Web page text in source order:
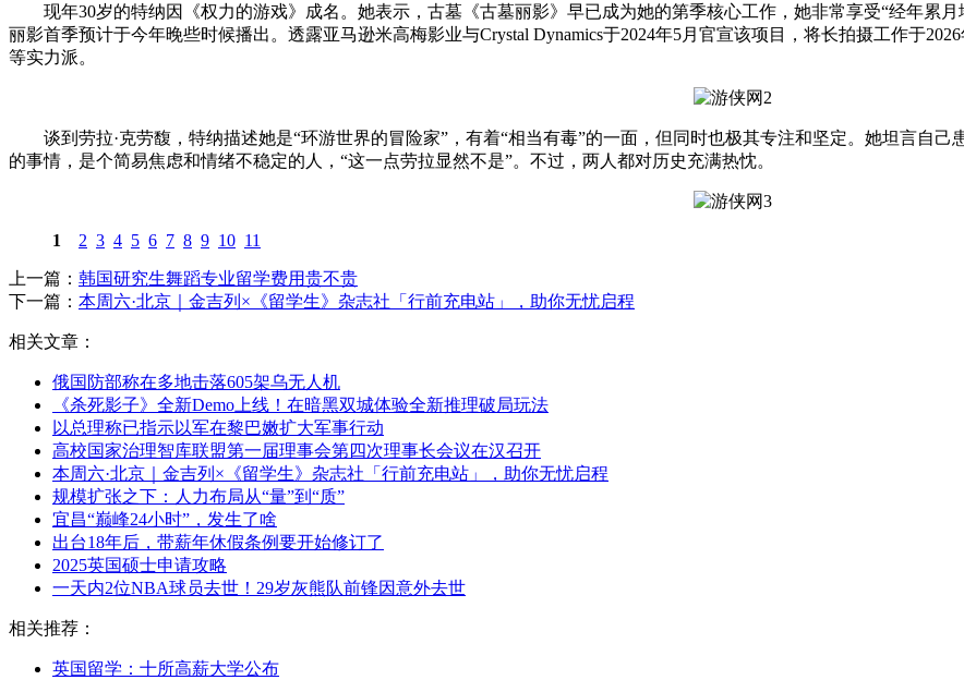
现年30岁的特纳因《权力的游戏》成名。她表示，古墓《古墓丽影》早已成为她的第季核心工作，她非常享受“经年累月
丽影首季预计于今年晚些时候播出。透露亚马逊米高梅影业与Crystal Dynamics于2024年5月官宣该项目，将长拍摄工作于
等实力派。
谈到劳拉·克劳馥，特纳描述她是“环游世界的冒险家”，有着“相当有毒”的一面，但同时也极其专注和坚定。她坦言自己
的事情，是个简易焦虑和情绪不稳定的人，“这一点劳拉显然不是”。不过，两人都对历史充满热忱。
1 2 3 4 5 6 7 8 9 10 11
上一篇： 韩国研究生舞蹈专业留学费用贵不贵
下一篇： 本周六·北京｜金吉列×《留学生》杂志社「行前充电站」，助你无忧启程
相关文章：
俄国防部称在多地击落605架乌无人机
《杀死影子》全新Demo上线！在暗黑双城体验全新推理破局玩法
以总理称已指示以军在黎巴嫩扩大军事行动
高校国家治理智库联盟第一届理事会第四次理事长会议在汉召开
本周六·北京｜金吉列×《留学生》杂志社「行前充电站」，助你无忧启程
规模扩张之下：人力布局从“量”到“质”
宜昌“巅峰24小时”，发生了啥
出台18年后，带薪年休假条例要开始修订了
2025英国硕士申请攻略
一天内2位NBA球员去世！29岁灰熊队前锋因意外去世
相关推荐：
英国留学：十所高薪大学公布